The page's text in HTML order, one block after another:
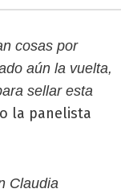
cosas por
aún la vuelta,
sellar esta
la panelista
Claudia